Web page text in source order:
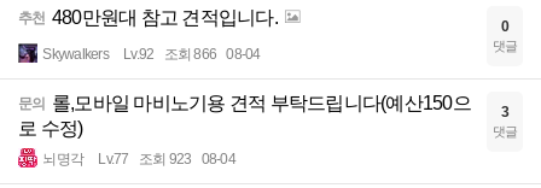
추천 480만원대 참고 견적입니다.
Skywalkers Lv.92 조회 866 08-04
0
댓글
문의
롤,모바일 마비노기용 견적 부탁드립니다(예산150으
로 수정)
뇌명각 Lv.77 조회 923 08-04
3
댓글